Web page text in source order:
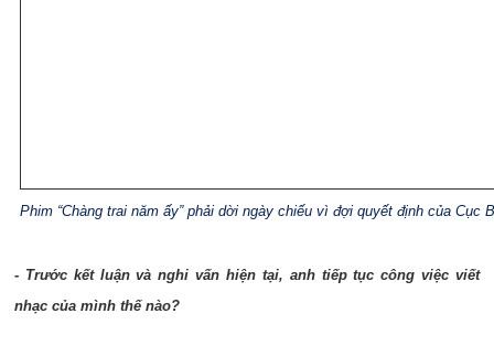
Phim “Chàng trai năm ấy” phải dời ngày chiếu vì đợi quyết định của Cục
- Trước kết luận và nghi vấn hiện tại, anh tiếp tục công việc viết
nhạc của mình thế nào?